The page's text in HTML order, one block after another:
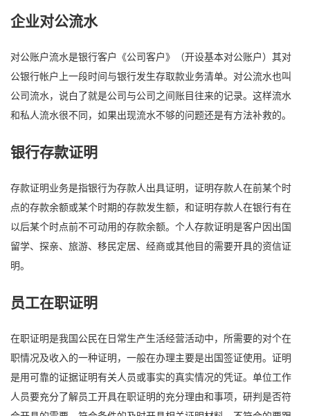
企业对公流水
对公账户流水是银行客户《公司客户》（开设基本对公账户）其对
公银行帐户上一段时间与银行发生存取款业务清单。对公流水也叫
公司流水，说白了就是公司与公司之间账目往来的记录。这样流水
和私人流水很不同，如果出现流水不够的问题还是有方法补救的。
银行存款证明
存款证明业务是指银行为存款人出具证明，证明存款人在前某个时
点的存款余额或某个时期的存款发生额，和证明存款人在银行有在
以后某个时点前不可动用的存款余额。个人存款证明是客户因出国
留学、探亲、旅游、移民定居、经商或其他目的需要开具的资信证
明。
员工在职证明
在职证明是我国公民在日常生产生活经营活动中，所需要的对个在
职情况及收入的一种证明，一般在办理主要是出国签证使用。证明
是用可靠的证据证明有关人员或事实的真实情况的凭证。单位工作
人员要充分了解员工开具在职证明的充分理由和事项，研判是否符